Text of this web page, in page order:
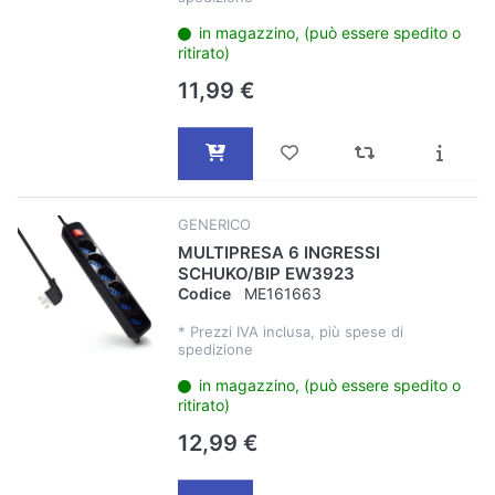
in magazzino, (può essere spedito o
ritirato)
11,99 €
GENERICO
MULTIPRESA 6 INGRESSI
SCHUKO/BIP EW3923
Codice ME161663
* Prezzi IVA inclusa, più spese di
spedizione
in magazzino, (può essere spedito o
ritirato)
12,99 €